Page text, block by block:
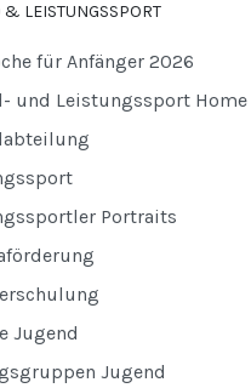
& LEISTUNGSSPORT
für Anfänger 2026
und Leistungssport Home
Portraits
Jugend
Jugend